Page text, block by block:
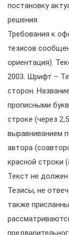
постановку
решения.
Требования к
тезисов
ориентация).
2003. Шрифт –
сторон.
прописными
строке (через
выравниванием
автора
красной строки
Текст не
Тезисы, не
также